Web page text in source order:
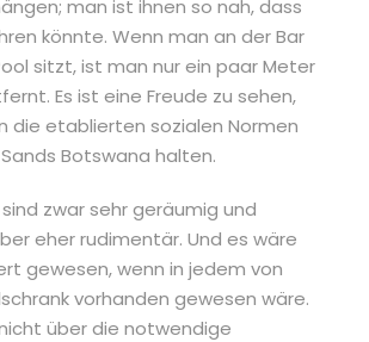
man ist ihnen so nah, dass
könnte. Wenn man an der Bar
sitzt, ist man nur ein paar Meter
Es ist eine Freude zu sehen,
die etablierten sozialen Normen
Botswana halten.
zwar sehr geräumig und
eher rudimentär. Und es wäre
gewesen, wenn in jedem von
vorhanden gewesen wäre.
über die notwendige